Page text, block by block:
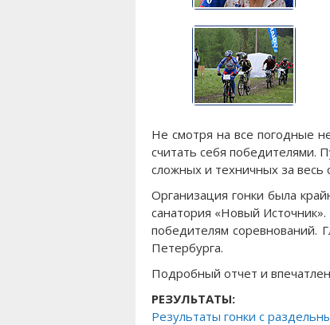
Не смотря на все погодные
считать себя победителями.
сложных и техничных за весь
Организация гонки была
санатория «Новый
победителям соревнований.
Петербурга.
Подробный отчет и
РЕЗУЛЬТАТЫ:
Результаты гонки с